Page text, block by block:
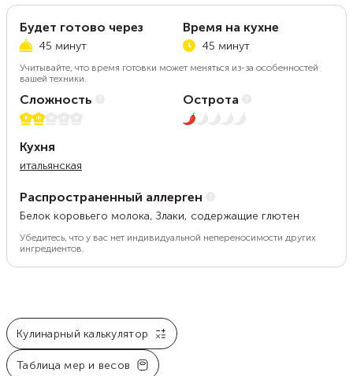
Будет готово через
45 минут
Время на кухне
45 минут
Учитывайте, что время готовки может меняться из-за особенностей
вашей техники.
Сложность
2 из 5
Острота
1 из 5
Кухня
итальянская
Распространенный аллерген
Белок коровьего молока, Злаки, содержащие глютен
Убедитесь, что у вас нет индивидуальной непереносимости других
ингредиентов.
Кулинарный калькулятор
Таблица мер и весов